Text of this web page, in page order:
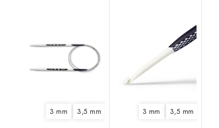
3 mm 3,5 mm 4,5 mm 5 mm
3 mm 3,5 mm